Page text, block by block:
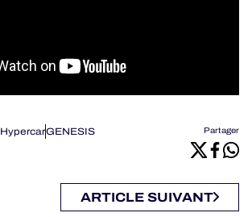
HypercarGENESIS
Partager
ARTICLE SUIVANT